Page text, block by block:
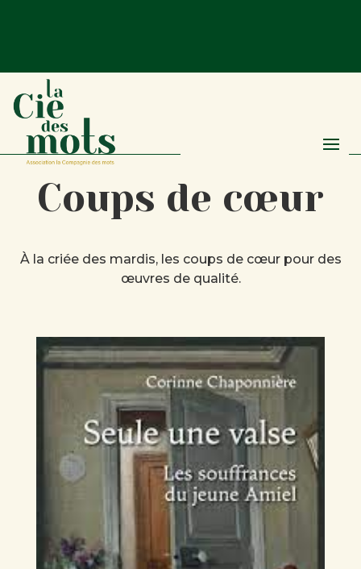
Coups de cœur
À la criée des mardis, les coups de cœur pour des
œuvres de qualité.